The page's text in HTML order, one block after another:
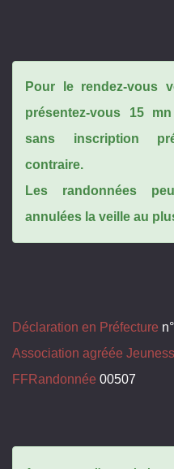
Pour le rendez-vous
présentez-vous 15
sans inscription
contraire.
Les randonnées
annulées la veille au
Déclaration en Préfecture
Association agréée
FFRandonnée 00507